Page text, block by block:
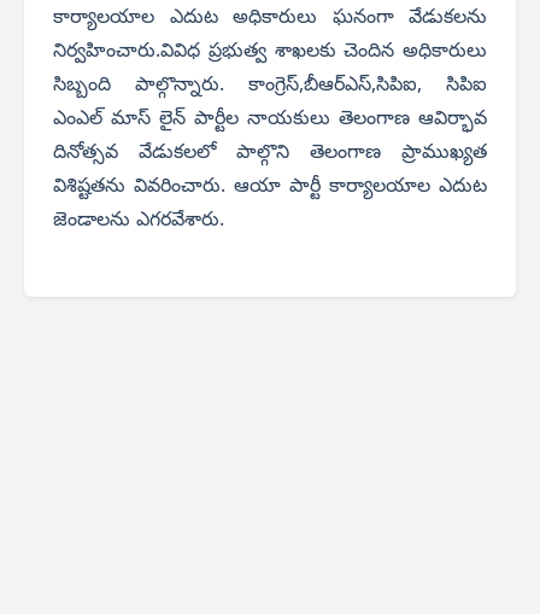
కార్యాలయాల ఎదుట అధికారులు ఘనంగా వేడుకలను
నిర్వహించారు.వివిధ ప్రభుత్వ శాఖలకు చెందిన అధికారులు
సిబ్బంది పాల్గొన్నారు. కాంగ్రెస్,బీఆర్ఎస్,సిపిఐ, సిపిఐ
ఎంఎల్ మాస్ లైన్ పార్టీల నాయకులు తెలంగాణ ఆవిర్భావ
దినోత్సవ వేడుకలలో పాల్గొని తెలంగాణ ప్రాముఖ్యత
విశిష్టతను వివరించారు. ఆయా పార్టీ కార్యాలయాల ఎదుట
జెండాలను ఎగరవేశారు.